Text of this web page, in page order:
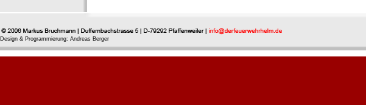
Design & Programmierung: Andreas Berger